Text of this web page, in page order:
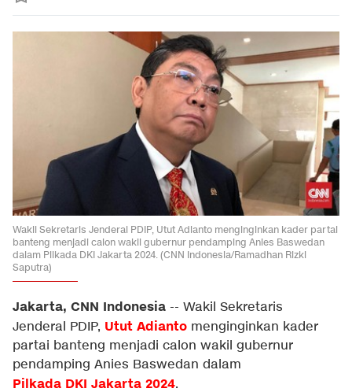
Wakil Sekretaris Jenderal PDIP, Utut Adianto menginginkan kader partai
banteng menjadi calon wakil gubernur pendamping Anies Baswedan
dalam Pilkada DKI Jakarta 2024. (CNN Indonesia/Ramadhan Rizki
Saputra)
Jakarta, CNN Indonesia -- Wakil Sekretaris
Jenderal PDIP, Utut Adianto menginginkan kader
partai banteng menjadi calon wakil gubernur
pendamping Anies Baswedan dalam
Pilkada DKI Jakarta 2024.